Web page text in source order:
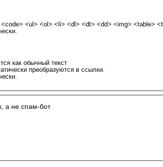
<ul> <ol> <li> <dl> <dt> <dd> <img> <table>
как обычный текст
преобразуются в ссылки.
а не спам-бот